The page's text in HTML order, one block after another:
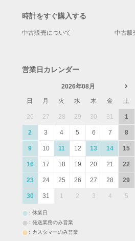
時計をすぐ購入する
中古販売について 中古販
営業日カレンダー
2026年08月
日
月 火 水 木 金 土
26 27 28 29 30 31 1
2 3 4 5 6 7 8
9 10 11 12 13 14 15
16 17 18 19 20 21 22
23 24 25 26 27 28 29
30 31 1 2 3 4 5
：休業日
：発送業務のみ営業
：カスタマーのみ営業